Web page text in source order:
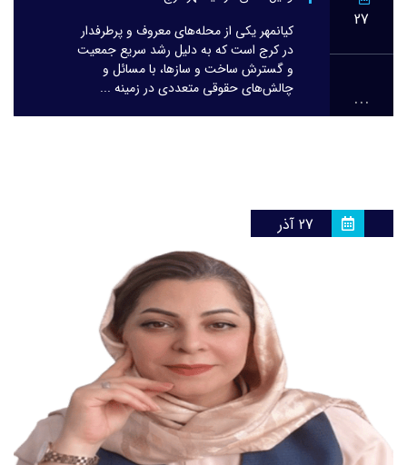
27
...
کیانمهر یکی از محله‌های معروف و پرطرفدار
در کرج است که به دلیل رشد سریع جمعیت
و گسترش ساخت و سازها، با مسائل و
چالش‌های حقوقی متعددی در زمینه ...
27 آذر